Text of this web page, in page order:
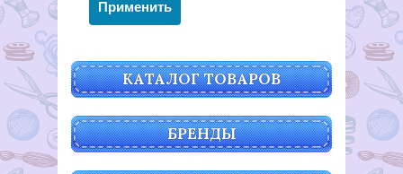
КАТАЛОГ ТОВАРОВ
БРЕНДЫ